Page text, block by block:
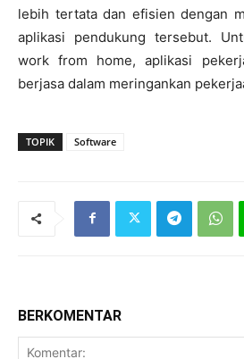
lebih tertata dan efisien dengan
aplikasi pendukung tersebut.
work from home, aplikasi
berjasa dalam meringankan
TOPIK Software
BERKOMENTAR